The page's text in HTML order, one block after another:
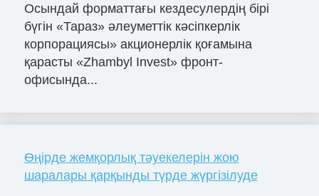
Осындай форматтағы кездесулердің бірі
бүгін «Тараз» әлеуметтік кәсіпкерлік
корпорациясы» акционерлік қоғамына
қарасты «Zhambyl Invest» фронт-
офисында...
Өңірде жемқорлық тәуекелерін жою
шаралары қарқынды түрде жүргізілуде